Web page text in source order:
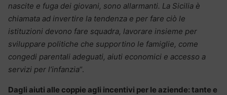
nascite e fuga dei giovani, sono allarmanti. La Sicilia è
chiamata ad invertire la tendenza e per fare ciò le
istituzioni devono fare squadra, lavorare insieme per
sviluppare politiche che supportino le famiglie, come
congedi parentali adeguati, aiuti economici e accesso a
servizi per l’infanzia“.
Dagli aiuti alle coppie agli incentivi per le aziende: tante e